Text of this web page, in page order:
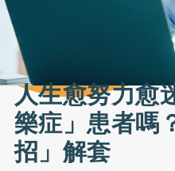
人生愈努力愈
樂症」患者嗎
招」解套